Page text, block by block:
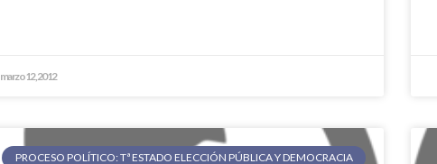
marzo 12, 2012
PROCESO POLÍTICO: Tª ESTADO ELECCIÓN PÚBLICA Y DEMOCRACIA